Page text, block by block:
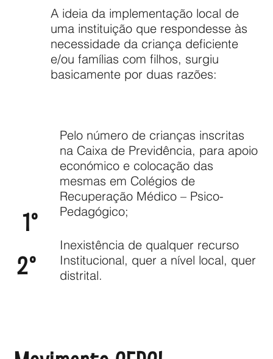
A ideia da implementação local de
uma instituição que respondesse às
necessidade da criança deficiente
e/ou famílias com filhos, surgiu
basicamente por duas razões:
Pelo número de crianças inscritas
na Caixa de Previdência, para apoio
económico e colocação das
mesmas em Colégios de
Recuperação Médico – Psico-
Pedagógico;
Inexistência de qualquer recurso
Institucional, quer a nível local, quer
distrital.
1º
2º